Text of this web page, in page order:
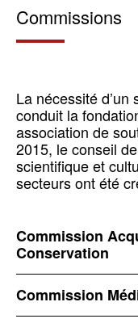
Commissions
La nécessité
conduit la
association de
2015, le conseil
scientifique et
secteurs ont été
Commission
Conservation
Commission